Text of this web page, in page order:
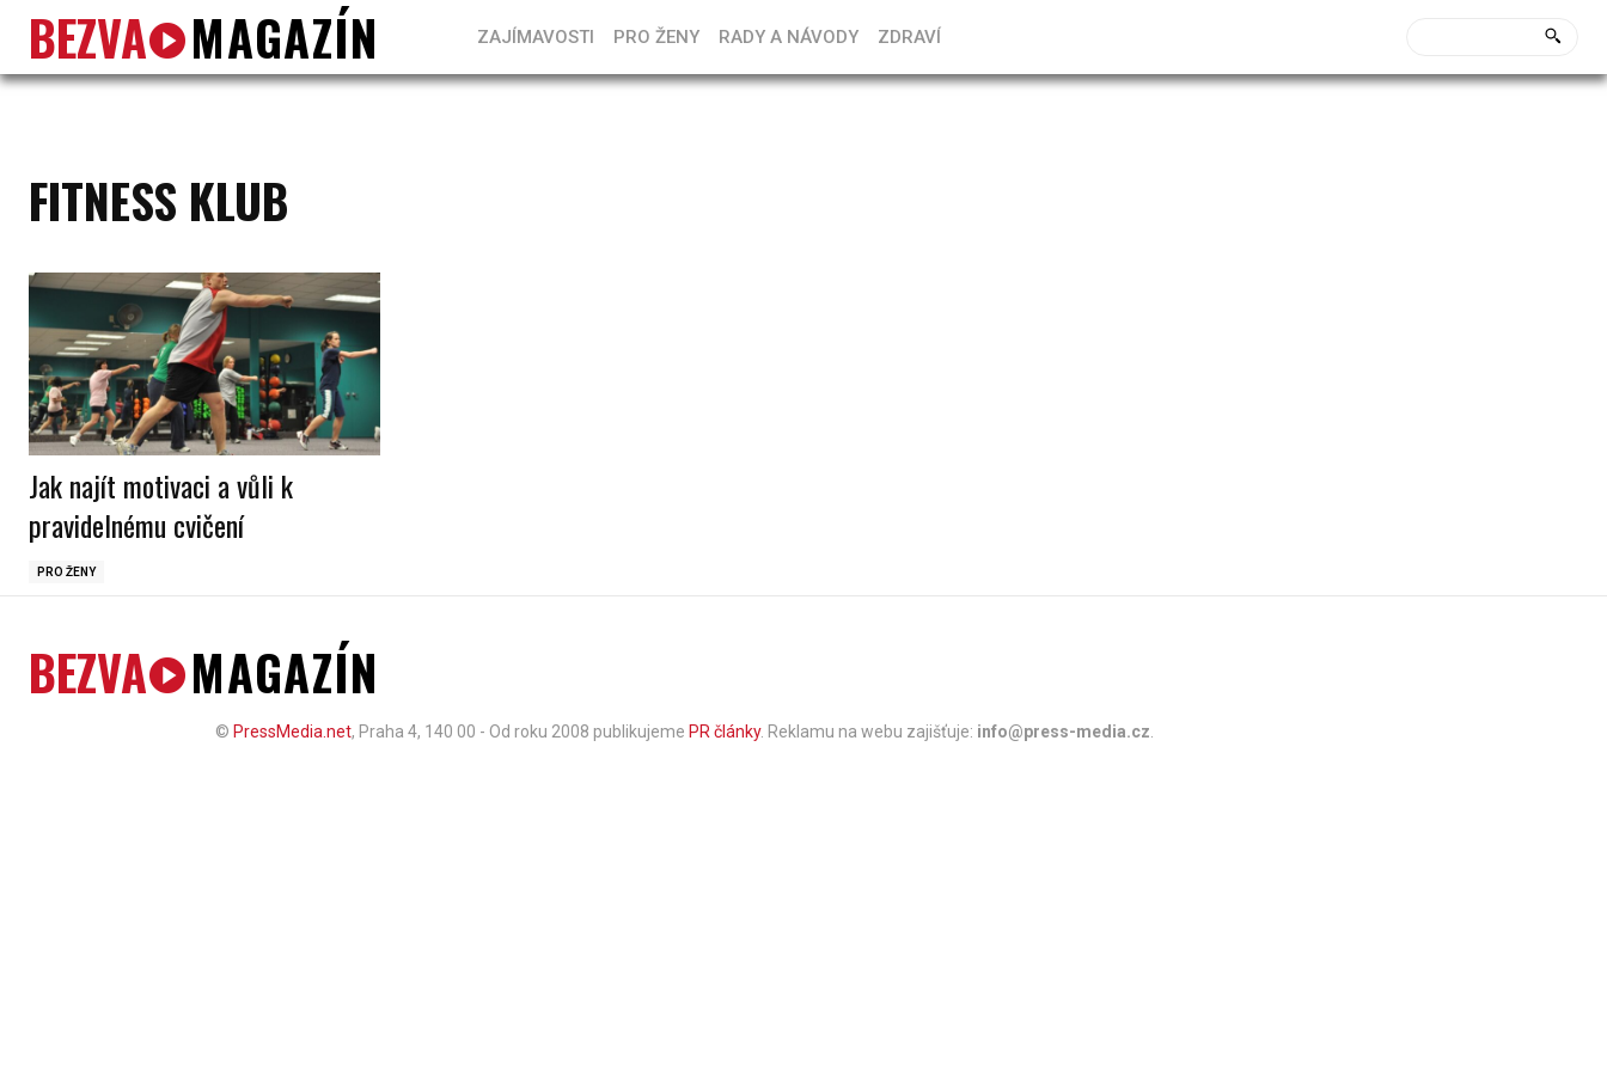
BEZVA MAGAZÍN ZAJÍMAVOSTI PRO ŽENY RADY A NÁVODY ZDRAVÍ
FITNESS KLUB
Jak najít motivaci a vůli k
pravidelnému cvičení
PRO ŽENY
BEZVA MAGAZÍN
© PressMedia.net, Praha 4, 140 00 - Od roku 2008 publikujeme PR články. Reklamu na webu zajišťuje: info@press-media.cz